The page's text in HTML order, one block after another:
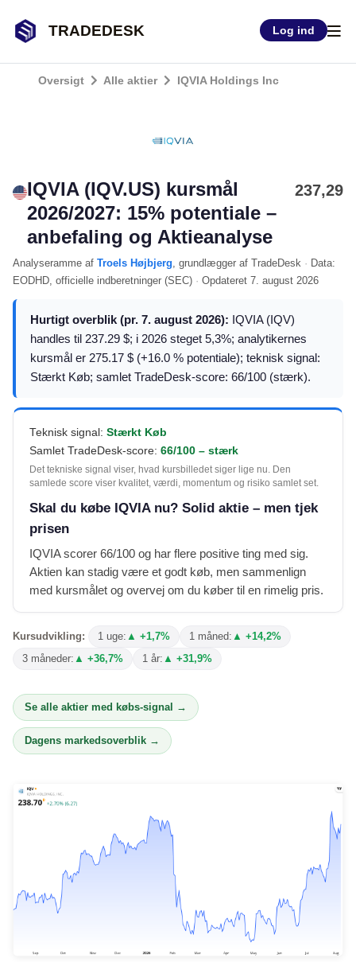
TRADEDESK Log ind
Oversigt Alle aktier IQVIA Holdings Inc
IQVIA (IQV.US) kursmål
2026/2027: 15% potentiale –
anbefaling og Aktieanalyse
237,29
Analyseramme af Troels Højbjerg, grundlægger af TradeDesk · Data:
EODHD, officielle indberetninger (SEC) · Opdateret 7. august 2026
Hurtigt overblik (pr. 7. august 2026): IQVIA (IQV)
handles til 237.29 $; i 2026 steget 5,3%; analytikernes
kursmål er 275.17 $ (+16.0 % potentiale); teknisk signal:
Stærkt Køb; samlet TradeDesk-score: 66/100 (stærk).
Teknisk signal: Stærkt Køb
Samlet TradeDesk-score: 66/100 – stærk
Det tekniske signal viser, hvad kursbilledet siger lige nu. Den
samlede score viser kvalitet, værdi, momentum og risiko samlet set.
Skal du købe IQVIA nu? Solid aktie – men tjek
prisen
IQVIA scorer 66/100 og har flere positive ting med sig.
Aktien kan stadig være et godt køb, men sammenlign
med kursmålet og overvej om du køber til en rimelig pris.
Kursudvikling: 1 uge: ▲ +1,7% 1 måned: ▲ +14,2%
3 måneder: ▲ +36,7% 1 år: ▲ +31,9%
Se alle aktier med købs-signal →
Dagens markedsoverblik →